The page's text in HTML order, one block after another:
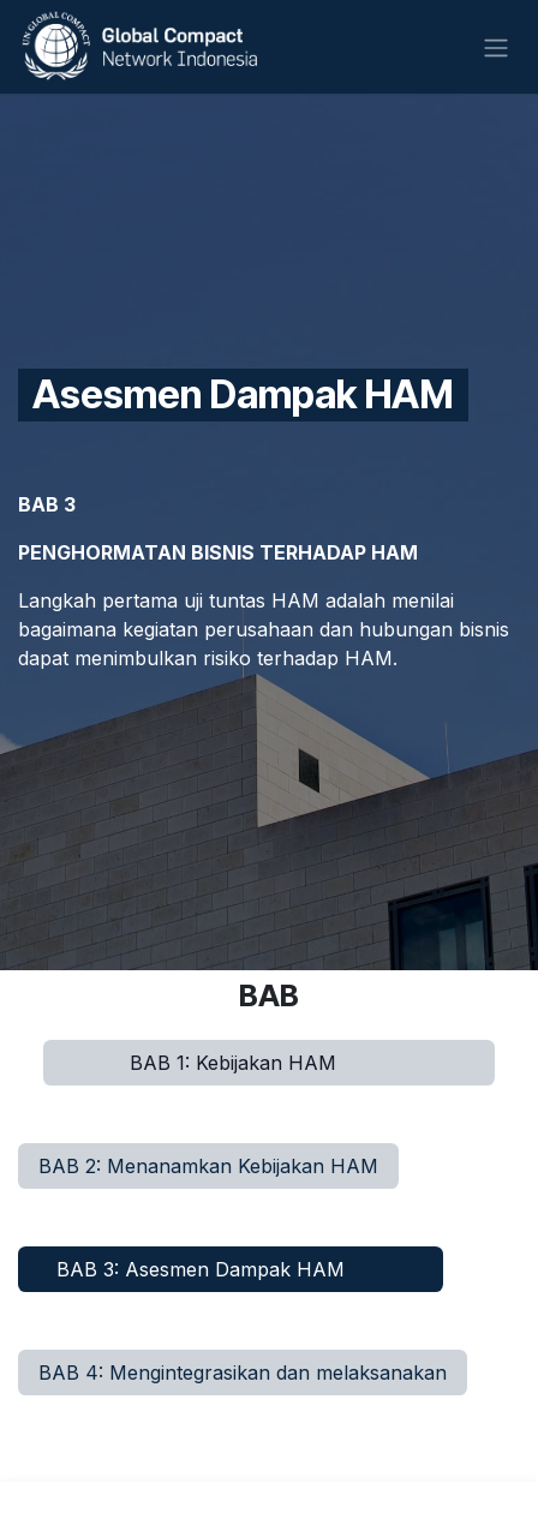
Skip to Content
Asesmen Dampak HAM
BAB 3
PENGHORMATAN BISNIS TERHADAP HAM
Langkah pertama uji tuntas HAM adalah menilai
bagaimana kegiatan perusahaan dan hubungan bisnis
dapat menimbulkan risiko terhadap HAM.
BAB
BAB 1: Kebijakan HAM
BAB 2: Menanamkan Kebijakan HAM
BAB 3: Asesmen Dampak HAM
BAB 4: Mengintegrasikan dan melaksanakan